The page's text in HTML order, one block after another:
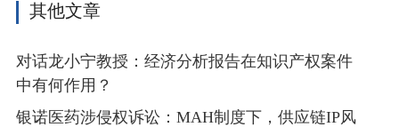
其他文章
对话龙小宁教授：经济分析报告在知识产权案件
中有何作用？
银诺医药涉侵权诉讼：MAH制度下，供应链IP风